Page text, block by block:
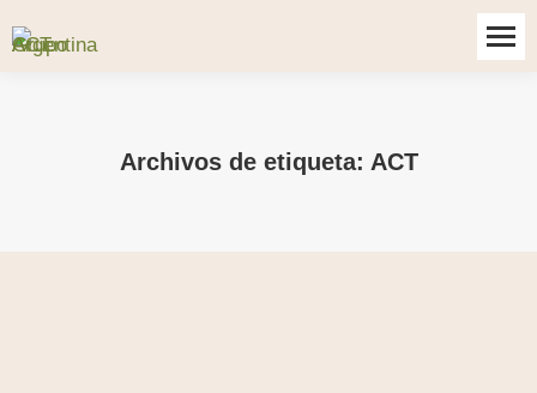
Archivos de etiqueta: ACT